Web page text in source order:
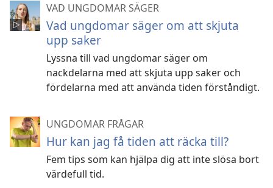
VAD UNGDOMAR SÄGER
Vad ungdomar säger om att skjuta
upp saker
Lyssna till vad ungdomar säger om
nackdelarna med att skjuta upp saker och
fördelarna med att använda tiden förståndigt.
UNGDOMAR FRÅGAR
Hur kan jag få tiden att räcka till?
Fem tips som kan hjälpa dig att inte slösa bort
värdefull tid.